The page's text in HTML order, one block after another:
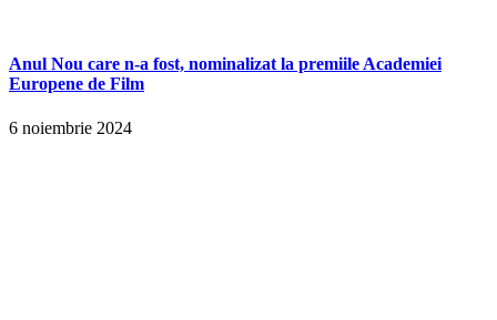
Anul Nou care n-a fost, nominalizat la premiile Academiei
Europene de Film
6 noiembrie 2024